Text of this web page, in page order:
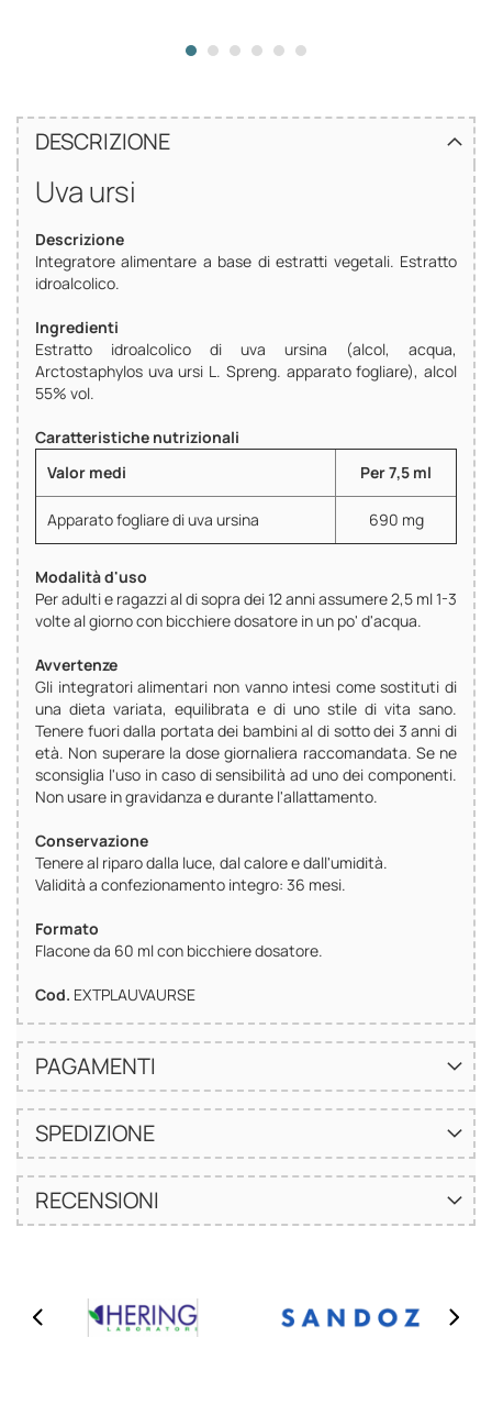
DESCRIZIONE
Uva ursi
Descrizione
Integratore alimentare a base di estratti vegetali. Estratto
idroalcolico.
Ingredienti
Estratto idroalcolico di uva ursina (alcol, acqua,
Arctostaphylos uva ursi L. Spreng. apparato fogliare), alcol
55% vol.
Caratteristiche nutrizionali
Valor medi
Per 7,5 ml
Apparato fogliare di uva ursina 690 mg
Modalità d'uso
Per adulti e ragazzi al di sopra dei 12 anni assumere 2,5 ml 1-3
volte al giorno con bicchiere dosatore in un po' d'acqua.
Avvertenze
Gli integratori alimentari non vanno intesi come sostituti di
una dieta variata, equilibrata e di uno stile di vita sano.
Tenere fuori dalla portata dei bambini al di sotto dei 3 anni di
età. Non superare la dose giornaliera raccomandata. Se ne
sconsiglia l'uso in caso di sensibilità ad uno dei componenti.
Non usare in gravidanza e durante l'allattamento.
Conservazione
Tenere al riparo dalla luce, dal calore e dall'umidità.
Validità a confezionamento integro: 36 mesi.
Formato
Flacone da 60 ml con bicchiere dosatore.
Cod. EXTPLAUVAURSE
PAGAMENTI
SPEDIZIONE
RECENSIONI